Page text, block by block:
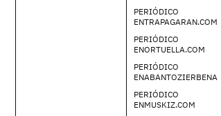
PERIÓDICO
ENTRAPAGARAN.COM
PERIÓDICO
ENORTUELLA.COM
PERIÓDICO
ENABANTOZIERBENA
PERIÓDICO
ENMUSKIZ.COM